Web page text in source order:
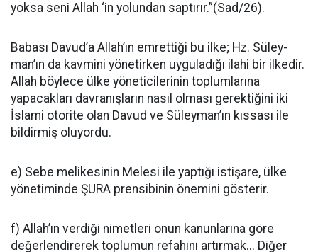
yoksa seni Allah ‘in yolundan saptı­rır.”(Sad/26).
Babası Davud’a Al­lah’ın emrettiği bu ilke; Hz. Süley­
man’ın da kavmini yönetirken uy­guladığı ilahi bir ilkedir.
Allah böy­lece ülke yöneticilerinin toplumla­rına
yapacakları davranışların nasıl olması gerektiğini iki
İslami otorite olan Davud ve Süleyman’ın kıssası ile
bildirmiş oluyordu.
e) Sebe melikesinin Melesi ile yaptığı istişare, ülke
yönetiminde ŞURA prensibinin önemini göste­rir.
f) Allah’ın verdiği nimetleri onun kanunlarına göre
değerlendi­rerek toplumun refahını artırmak... Diğer